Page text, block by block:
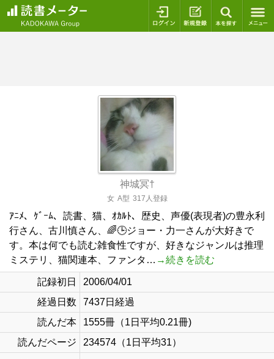
ログイン 新規登録
神城冥†
女 A型 317人登録
ｱﾆﾒ、ｹﾞｰﾑ、読書、猫、ｵｶﾙﾄ、歴史、声優(表現者)の豊永利
行さん、古川慎さん、🌈🕒️ジョー・力一さんが大好きで
す。本は何でも読む雑食性ですが、好きなジャンルは推理
ミステリ、猫関連本、ファンタ… →続きを読む
記録初日
2006/04/01
経過日数
7437日経過
読んだ本
1555冊（1日平均0.21冊)
読んだページ
234574（1日平均31）